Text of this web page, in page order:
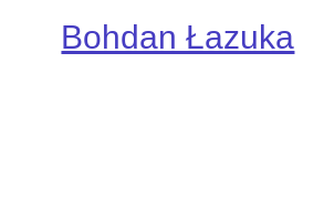
Bohdan Łazuka